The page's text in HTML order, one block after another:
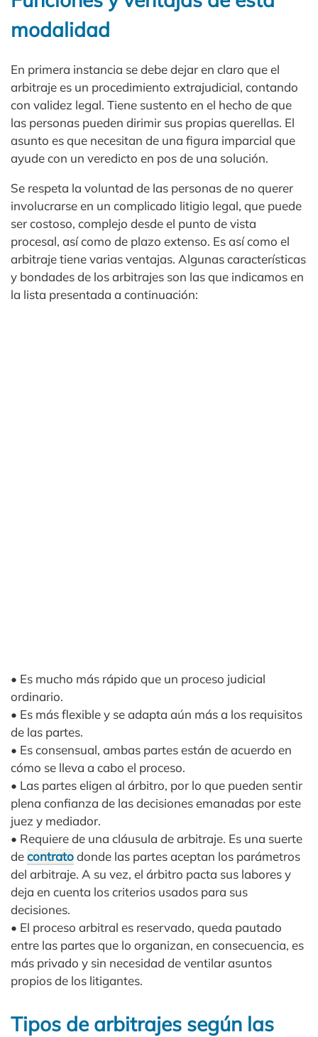
modalidad
En primera instancia se debe dejar en claro que el
arbitraje es un procedimiento extrajudicial, contando
con validez legal. Tiene sustento en el hecho de que
las personas pueden dirimir sus propias querellas. El
asunto es que necesitan de una figura imparcial que
ayude con un veredicto en pos de una solución.
Se respeta la voluntad de las personas de no querer
involucrarse en un complicado litigio legal, que puede
ser costoso, complejo desde el punto de vista
procesal, así como de plazo extenso. Es así como el
arbitraje tiene varias ventajas. Algunas características
y bondades de los arbitrajes son las que indicamos en
la lista presentada a continuación:
• Es mucho más rápido que un proceso judicial
ordinario.
• Es más flexible y se adapta aún más a los requisitos
de las partes.
• Es consensual, ambas partes están de acuerdo en
cómo se lleva a cabo el proceso.
• Las partes eligen al árbitro, por lo que pueden sentir
plena confianza de las decisiones emanadas por este
juez y mediador.
• Requiere de una cláusula de arbitraje. Es una suerte
decontratodonde las partes aceptan los parámetros
del arbitraje. A su vez, el árbitro pacta sus labores y
deja en cuenta los criterios usados para sus
decisiones.
• El proceso arbitral es reservado, queda pautado
entre las partes que lo organizan, en consecuencia, es
más privado y sin necesidad de ventilar asuntos
propios de los litigantes.
Tipos de arbitrajes según las